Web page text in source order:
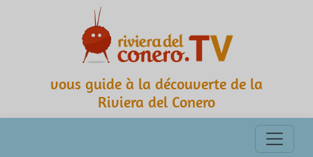
vous guide à la découverte de la
Riviera del Conero